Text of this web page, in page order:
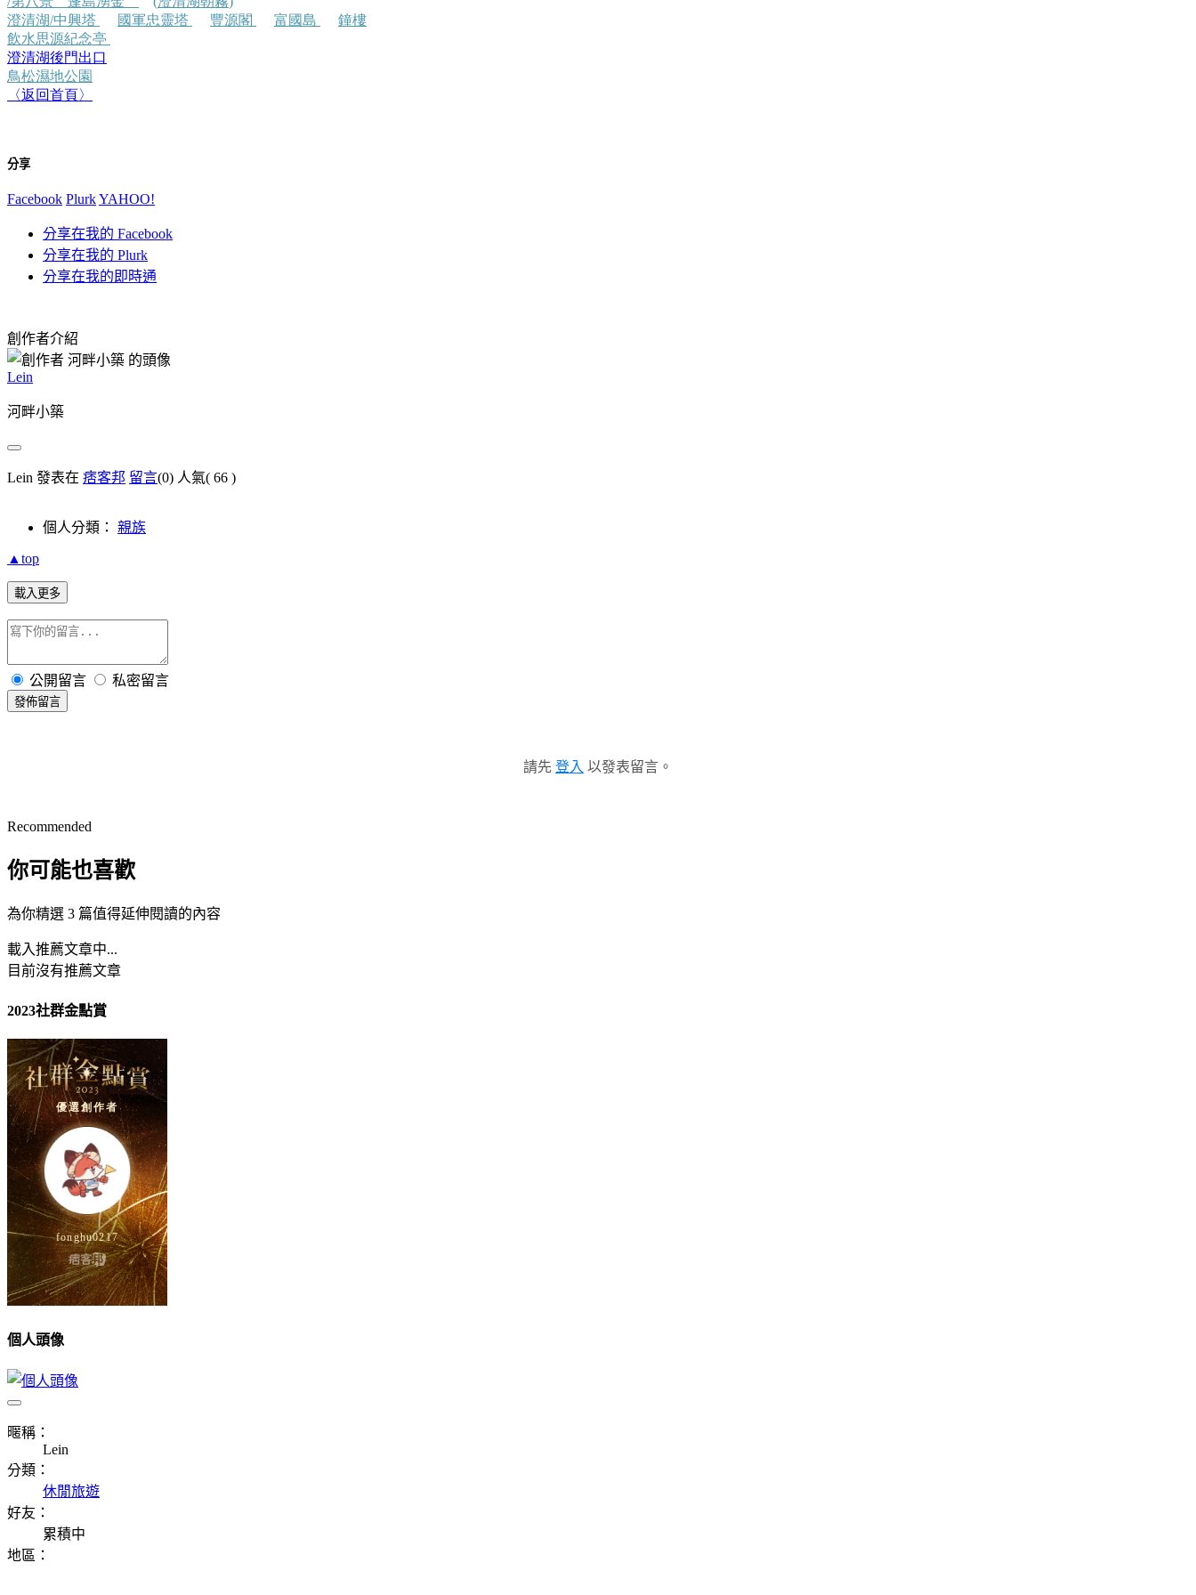
澄清湖/中興塔 國軍忠靈塔 豐源閣 富國島
鐘樓
飲水思源紀念亭
澄清湖後門出口
鳥松濕地公園
〈返回首頁〉
分享
Facebook PlurkYAHOO!
分享在我的 Facebook
分享在我的 Plurk
分享在我的即時通
創作者介紹
Lein
河畔小築
Lein 發表在 痞客邦 留言(0) 人氣( 66 )
個人分類： 親族
▲top
載入更多
公開留言 私密留言
發佈留言
請先 登入 以發表留言。
Recommended
你可能也喜歡
為你精選 3 篇值得延伸閱讀的內容
載入推薦文章中...
目前沒有推薦文章
2023社群金點賞
個人頭像
暱稱：
Lein
分類：
休閒旅遊
好友：
累積中
地區：